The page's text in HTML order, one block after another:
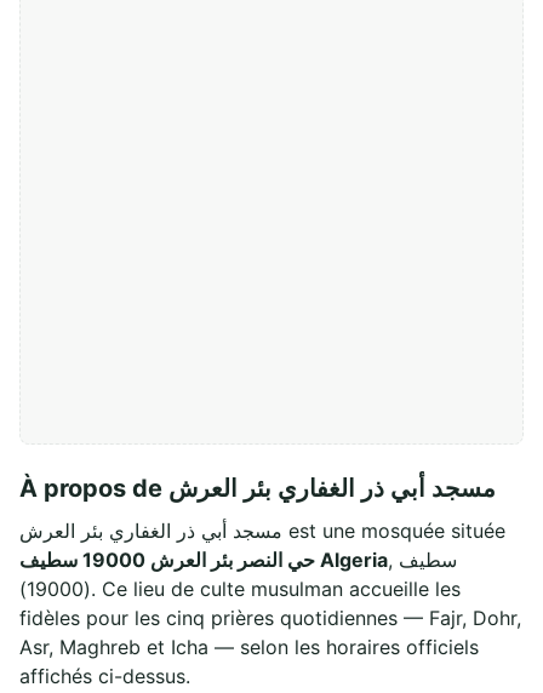
À propos de مسجد أبي ذر الغفاري بئر العرش
مسجد أبي ذر الغفاري بئر العرش est une mosquée située
حي النصر بئر العرش 19000 سطيف Algeria, سطيف
(19000). Ce lieu de culte musulman accueille les
fidèles pour les cinq prières quotidiennes — Fajr, Dohr,
Asr, Maghreb et Icha — selon les horaires officiels
affichés ci-dessus.